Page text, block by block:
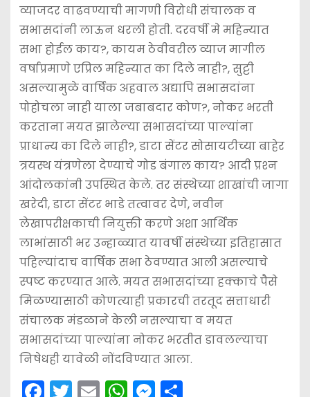
व्याजदर वाढवण्याची मागणी विरोधी संचालक व
सभासदांनी लाऊन धरली होती. दरवर्षी मे महिन्यात
सभा होईल काय?, कायम ठेवीवरील व्याज मागील
वर्षाप्रमाणे एप्रिल महिन्यात का दिले नाही?, सुट्टी
असल्यामुळे वार्षिक अहवाल अद्यापि सभासदांना
पोहोचला नाही याला जबाबदार कोण?, नोकर भरती
करताना मयत झालेल्या सभासदांच्या पाल्यांना
प्राधान्य का दिले नाही?, डाटा सेंटर सोसायटीच्या बाहेर
त्रयस्थ यंत्रणेला देण्याचे गोड बंगाल काय? आदी प्रश्‍न
आंदोलकांनी उपस्थित केले. तर संस्थेच्या शाखांची जागा
खरेदी, डाटा सेंटर भाडे तत्वावर देणे, नवीन
लेखापरीक्षकाची नियुक्ती करणे अशा आर्थिक
लाभांसाठी भर उन्हाळ्यात यावर्षी संस्थेच्या इतिहासात
पहिल्यांदाच वार्षिक सभा ठेवण्यात आली असल्याचे
स्पष्ट करण्यात आले. मयत सभासदांच्या हक्काचे पैसे
मिळण्यासाठी कोणत्याही प्रकारची तरतूद सत्ताधारी
संचालक मंडळाने केली नसल्याचा व मयत
सभासदांच्या पाल्यांना नोकर भरतीत डावलल्याचा
निषेधही यावेळी नोंदविण्यात आला.